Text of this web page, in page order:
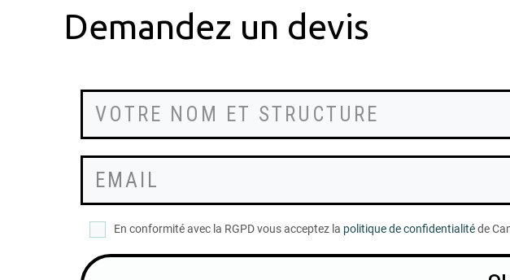
Demandez un devis
En conformité avec la RGPD vous acceptez la politique de confidentialitéde